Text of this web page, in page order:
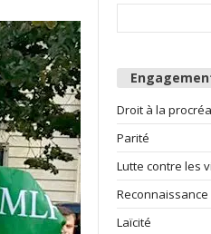
Droit à la
Parité
Lutte contre les
Laïcité